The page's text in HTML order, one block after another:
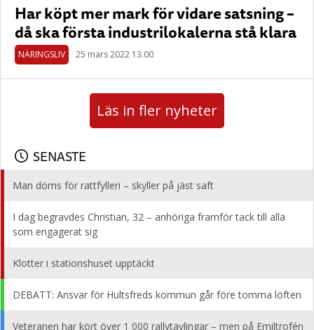
Har köpt mer mark för vidare satsning –
då ska första industrilokalerna stå klara
NÄRINGSLIV 25 mars 2022 13.00
Läs in fler nyheter
SENASTE
Man döms för rattfylleri – skyller på jäst saft
I dag begravdes Christian, 32 – anhöriga framför tack till alla
som engagerat sig
Klotter i stationshuset upptäckt
DEBATT: Ansvar för Hultsfreds kommun går före tomma löften
Veteranen har kört över 1 000 rallytävlingar – men på Emiltrofén